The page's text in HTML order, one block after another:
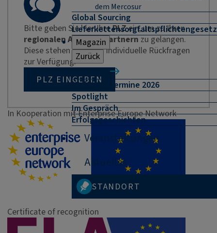
dem Mercosur
Global Sourcing
Lieferkettensorgfaltspflichtengesetz
Magazin
Zurück
Magazin
Highlight-Termine 2026
Spotlight
Im Gespräch
Erfolgsgeschichten
Veranstaltungen
Aktuelles
STANDORT
Bitte geben Sie hier IhrePLZein, um zu Ihren
regionalen Ansprechpartnernzu gelangen.
Diese stehen Ihnen für individuelle Rückfragen
zur Verfügung.
PLZ EINGEBEN
In Kooperation mit Enterprise Europe Network
Certificate of recognition